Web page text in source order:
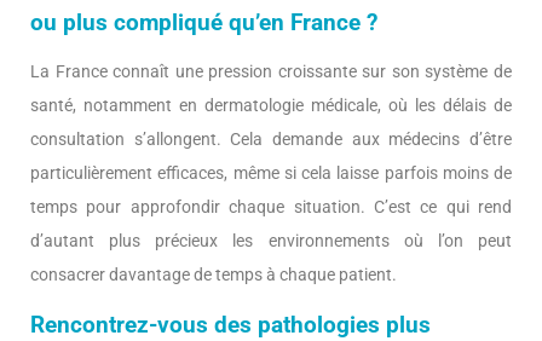
ou plus compliqué qu’en France ?
La France connaît une pression croissante sur son système de
santé, notamment en dermatologie médicale, où les délais de
consultation s’allongent. Cela demande aux médecins d’être
particulièrement efficaces, même si cela laisse parfois moins de
temps pour approfondir chaque situation. C’est ce qui rend
d’autant plus précieux les environnements où l’on peut
consacrer davantage de temps à chaque patient.
Rencontrez-vous des pathologies plus